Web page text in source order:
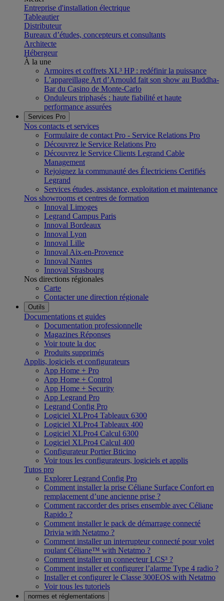
Entreprise d'installation électrique
Tableautier
Distributeur
Bureaux d’études, concepteurs et consultants
Architecte
Hébergeur
À la une
Armoires et coffrets XL³ HP : redéfinir la puissance
L’appareillage Art d’Arnould fait son show au Buddha-
Bar du Casino de Monte-Carlo
Onduleurs triphasés : haute fiabilité et haute
performance assurées
Services Pro
Nos contacts et services
Formulaire de contact Pro - Service Relations Pro
Découvrez le Service Relations Pro
Découvrez le Service Clients Legrand Cable
Management
Rejoignez la communauté des Électriciens Certifiés
Legrand
Services études, assistance, exploitation et maintenance
Nos showrooms et centres de formation
Innoval Limoges
Legrand Campus Paris
Innoval Bordeaux
Innoval Lyon
Innoval Lille
Innoval Aix-en-Provence
Innoval Nantes
Innoval Strasbourg
Nos directions régionales
Carte
Contacter une direction régionale
Outils
Documentations et guides
Documentation professionnelle
Magazines Réponses
Voir toute la doc
Produits supprimés
Applis, logiciels et configurateurs
App Home + Pro
App Home + Control
App Home + Security
App Legrand Pro
Legrand Config Pro
Logiciel XLPro4 Tableaux 6300
Logiciel XLPro4 Tableaux 400
Logiciel XLPro4 Calcul 6300
Logiciel XLPro4 Calcul 400
Configurateur Portier Bticino
Voir tous les configurateurs, logiciels et applis
Tutos pro
Explorer Legrand Config Pro
Comment installer la prise Céliane Surface Confort en
remplacement d’une ancienne prise ?
Comment raccorder des prises ensemble avec Céliane
Rapido ?
Comment installer le pack de démarrage connecté
Drivia with Netatmo ?
Comment installer un interrupteur connecté pour volet
roulant Céliane™ with Netatmo ?
Comment installer un connecteur LCS³ ?
Comment installer et configurer l’alarme Type 4 radio ?
Installer et configurer le Classe 300EOS with Netatmo
Voir tous les tutoriels
normes et réglementations